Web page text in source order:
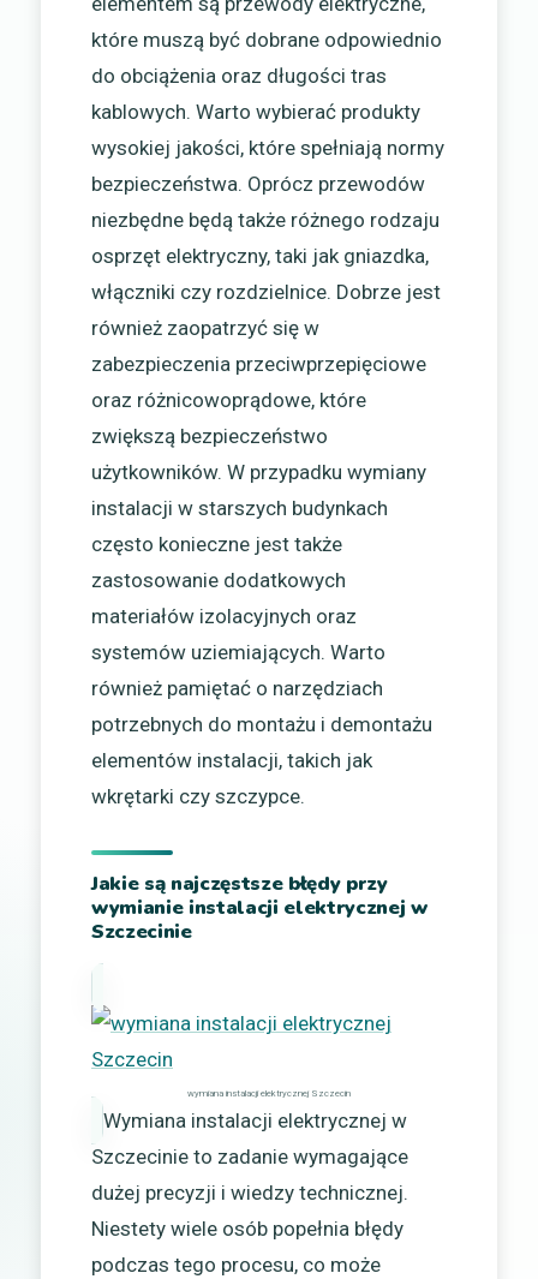
które muszą być dobrane odpowiednio
do obciążenia oraz długości tras
kablowych. Warto wybierać produkty
wysokiej jakości, które spełniają normy
bezpieczeństwa. Oprócz przewodów
niezbędne będą także różnego rodzaju
osprzęt elektryczny, taki jak gniazdka,
włączniki czy rozdzielnice. Dobrze jest
również zaopatrzyć się w
zabezpieczenia przeciwprzepięciowe
oraz różnicowoprądowe, które
zwiększą bezpieczeństwo
użytkowników. W przypadku wymiany
instalacji w starszych budynkach
często konieczne jest także
zastosowanie dodatkowych
materiałów izolacyjnych oraz
systemów uziemiających. Warto
również pamiętać o narzędziach
potrzebnych do montażu i demontażu
elementów instalacji, takich jak
wkrętarki czy szczypce.
Jakie są najczęstsze błędy przy
wymianie instalacji elektrycznej w
Szczecinie
wymiana instalacji elektrycznej Szczecin
Wymiana instalacji elektrycznej w
Szczecinie to zadanie wymagające
dużej precyzji i wiedzy technicznej.
Niestety wiele osób popełnia błędy
podczas tego procesu, co może